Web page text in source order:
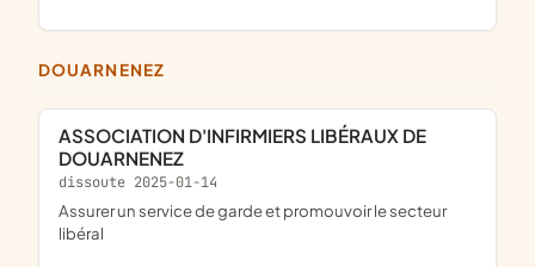
DOUARNENEZ
ASSOCIATION D'INFIRMIERS LIBÉRAUX DE
DOUARNENEZ
dissoute 2025-01-14
assurer un service de garde et promouvoir le secteur
libéral